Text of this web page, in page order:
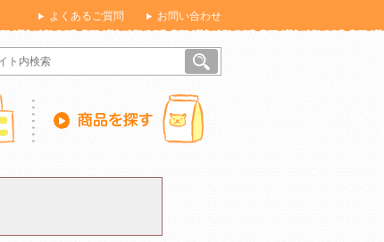
よくあるご質問 お問い合わせ